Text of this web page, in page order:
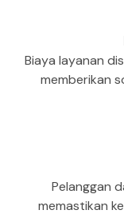
Biaya layanan
memberikan
Pelanggan
memastikan